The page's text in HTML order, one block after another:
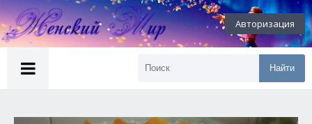
Авторизация
Найти